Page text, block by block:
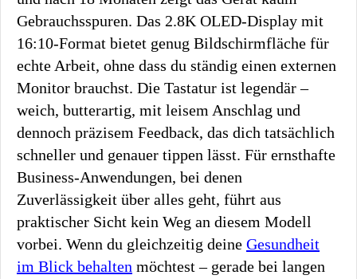
Gebrauchsspuren. Das 2.8K OLED-Display mit
16:10-Format bietet genug Bildschirmfläche für
echte Arbeit, ohne dass du ständig einen externen
Monitor brauchst. Die Tastatur ist legendär –
weich, butterartig, mit leisem Anschlag und
dennoch präzisem Feedback, das dich tatsächlich
schneller und genauer tippen lässt. Für ernsthafte
Business-Anwendungen, bei denen
Zuverlässigkeit über alles geht, führt aus
praktischer Sicht kein Weg an diesem Modell
vorbei. Wenn du gleichzeitig deine Gesundheit
im Blick behalten möchtest – gerade bei langen